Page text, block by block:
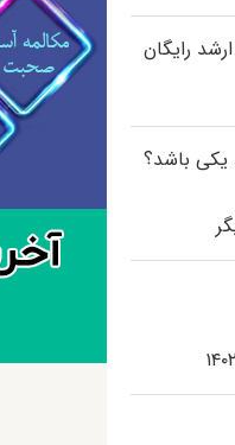
رایگان
یکی باشد؟